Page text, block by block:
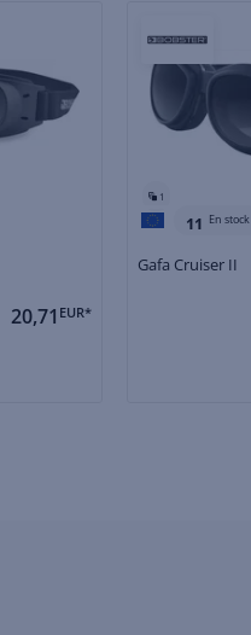
20,71 EUR*
1
11 En stock
Gafa Cruiser II